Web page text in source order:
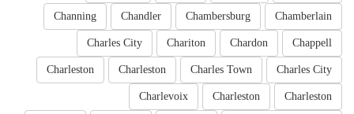
Chamberlain
Chambersburg
Chandler
Channing
Chappell
Chardon
Chariton
Charles City
Charles City
Charles Town
Charleston
Charleston
Charleston
Charleston
Charlevoix